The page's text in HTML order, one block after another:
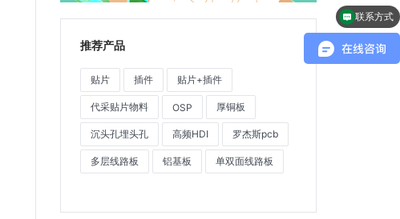
推荐产品
贴片 插件 贴片+插件
代采贴片物料 OSP 厚铜板
沉头孔埋头孔 高频HDI 罗杰斯pcb
多层线路板 铝基板 单双面线路板
联系方式